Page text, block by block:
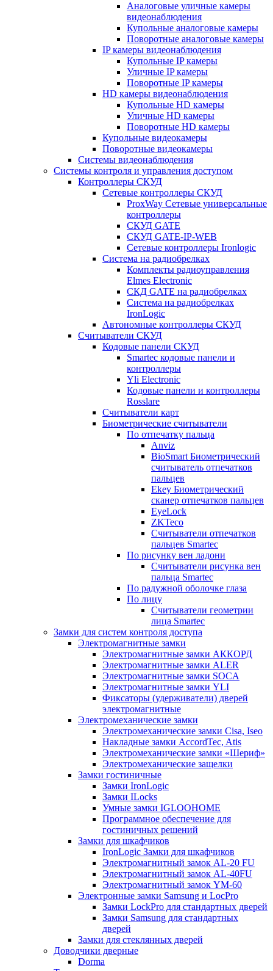
Аналоговые уличные камеры
видеонаблюдения
Купольные аналоговые камеры
Поворотные аналоговые камеры
IP камеры видеонаблюдения
Купольные IP камеры
Уличные IP камеры
Поворотные IP камеры
HD камеры видеонаблюдения
Купольные HD камеры
Уличные HD камеры
Поворотные HD камеры
Купольные видеокамеры
Поворотные видеокамеры
Системы видеонаблюдения
Системы контроля и управления доступом
Контроллеры СКУД
Сетевые контроллеры СКУД
ProxWay Сетевые универсальные
контроллеры
СКУД GATE
СКУД GATE-IP-WEB
Сетевые контроллеры Ironlogic
Система на радиобрелках
Комплекты радиоуправления
Elmes Electronic
СКД GATE на радиобрелках
Система на радиобрелках
IronLogic
Автономные контроллеры СКУД
Считыватели СКУД
Кодовые панели СКУД
Smartec кодовые панели и
контроллеры
Yli Electronic
Кодовые панели и контроллеры
Rosslare
Считыватели карт
Биометрические считыватели
По отпечатку пальца
Anviz
BioSmart Биометрический
считыватель отпечатков
пальцев
Ekey Биометрический
сканер отпечатков пальцев
EyeLock
ZKTeco
Считыватели отпечатков
пальцев Smartec
По рисунку вен ладони
Считыватели рисунка вен
пальца Smartec
По радужной оболочке глаза
По лицу
Считыватели геометрии
лица Smartec
Замки для систем контроля доступа
Электромагнитные замки
Электромагнитные замки АККОРД
Электромагнитные замки ALER
Электромагнитные замки SOCA
Электромагнитные замки YLI
Фиксаторы (удерживатели) дверей
электромагнитные
Электромеханические замки
Электромеханические замки Cisa, Iseo
Накладные замки AccordTec, Atis
Электромеханические замки «Шериф»
Электромеханические защелки
Замки гостиничные
Замки IronLogic
Замки ILocks
Умные замки IGLOOHOME
Программное обеспечение для
гостиничных решений
Замки для шкафчиков
IronLogic Замки для шкафчиков
Электромагнитный замок AL-20 FU
Электромагнитный замок AL-40FU
Электромагнитный замок YM-60
Электронные замки Samsung и LocPro
Замки LockPro для стандартных дверей
Замки Samsung для стандартных
дверей
Замки для стеклянных дверей
Доводчики дверные
Dorma